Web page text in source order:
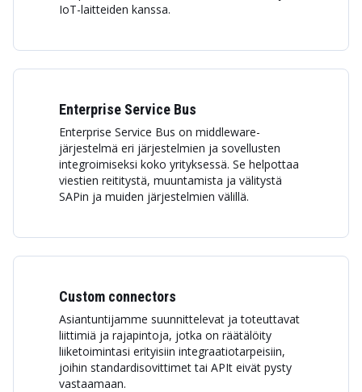
IoT-laitteiden kanssa.
Enterprise Service Bus
Enterprise Service Bus on middleware-
järjestelmä eri järjestelmien ja sovellusten
integroimiseksi koko yrityksessä. Se helpottaa
viestien reititystä, muuntamista ja välitystä
SAPin ja muiden järjestelmien välillä.
Custom connectors
Asiantuntijamme suunnittelevat ja toteuttavat
liittimiä ja rajapintoja, jotka on räätälöity
liiketoimintasi erityisiin integraatiotarpeisiin,
joihin standardisovittimet tai APIt eivät pysty
vastaamaan.